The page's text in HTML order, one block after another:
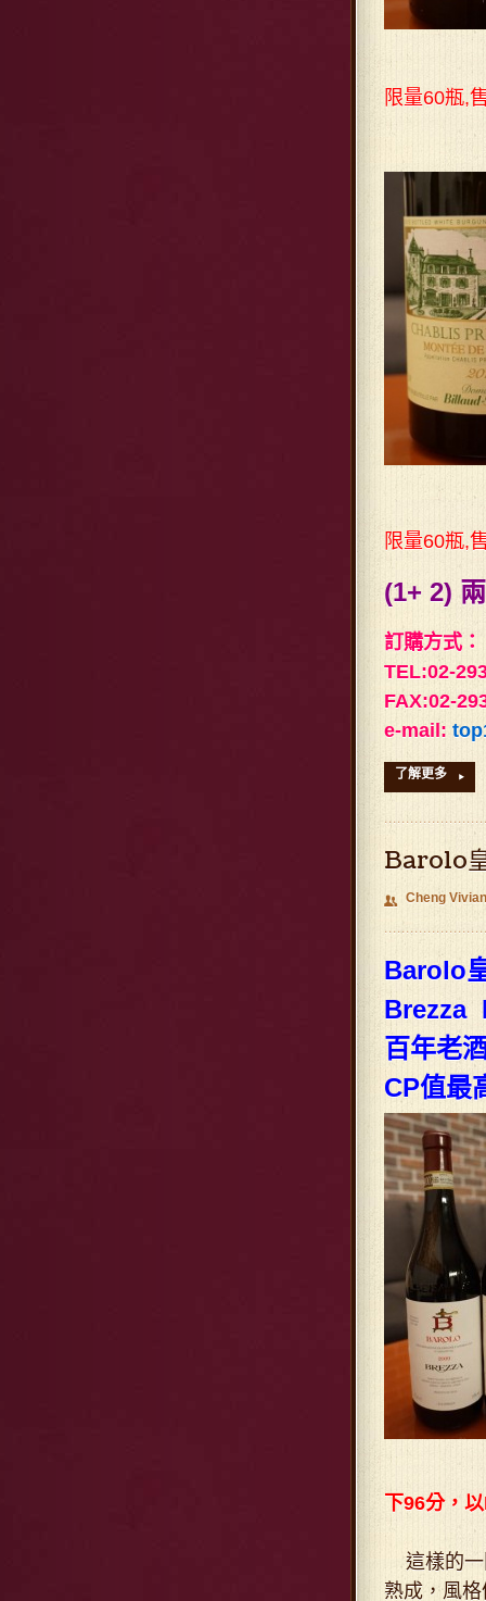
限量60瓶,
限量60瓶,
(1+ 2)
訂購方式：
TEL:02-
FAX:02-
e-mail:
了解更多 ▸
Barolo
👥 Cheng Vivian
Barolo
Brezza
百年老
CP值最
下96分，
這樣的一
熟成，風